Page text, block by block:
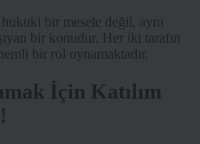
bir mesele değil, aynı
bir konudur. Her iki tarafın
bir rol oynamaktadır.
İçin Katılım